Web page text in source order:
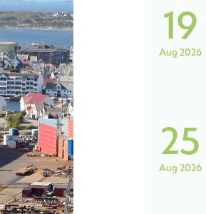
19
Aug 2026
25
Aug 2026